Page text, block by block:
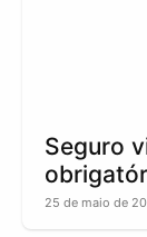
Seguro
25 de maio de